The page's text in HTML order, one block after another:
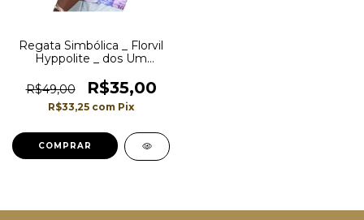
Regata Simbólica _ Florvil
Hyppolite _ dos Um
Haiti em nota de moeda
R$49,00 R$35,00
R$33,25 com Pix
COMPRAR